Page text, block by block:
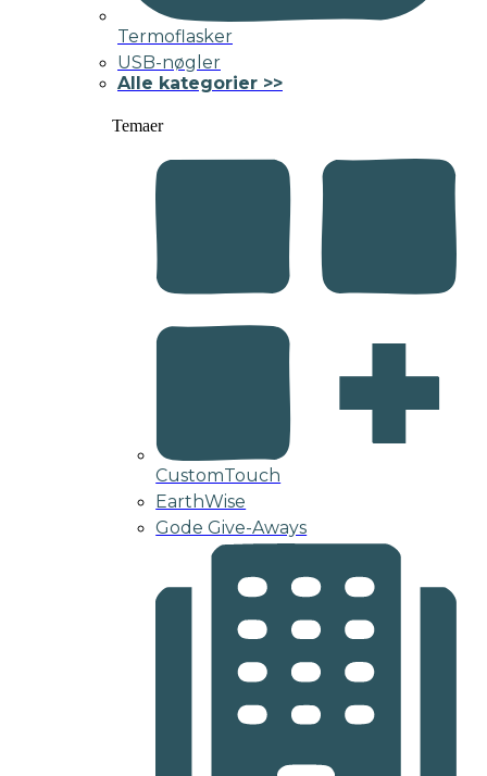
Termoflasker
USB-nøgler
Alle kategorier >>
Temaer
CustomTouch
EarthWise
Gode Give-Aways